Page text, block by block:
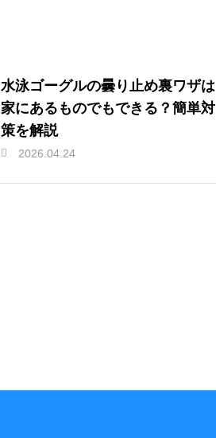
水泳ゴーグルの曇り止め裏ワザは
家にあるものでもできる？簡単対
策を解説
2026.04.24